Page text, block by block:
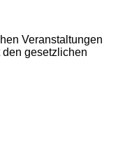
Veranstaltungen
gesetzlichen